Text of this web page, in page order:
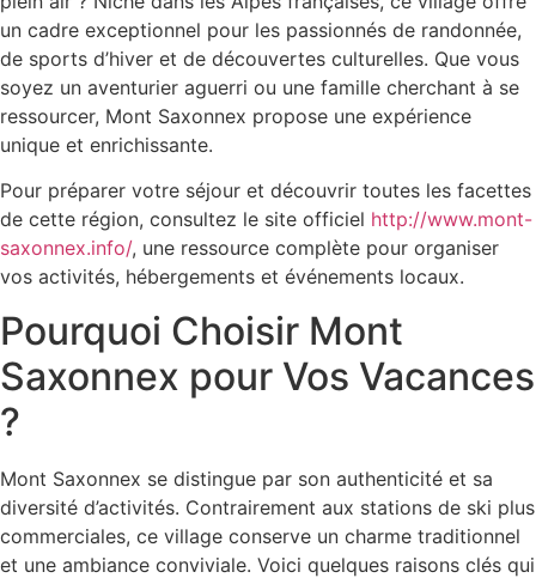
un cadre exceptionnel pour les passionnés de randonnée,
de sports d’hiver et de découvertes culturelles. Que vous
soyez un aventurier aguerri ou une famille cherchant à se
ressourcer, Mont Saxonnex propose une expérience
unique et enrichissante.
Pour préparer votre séjour et découvrir toutes les facettes
de cette région, consultez le site officiel http://www.mont-
saxonnex.info/, une ressource complète pour organiser
vos activités, hébergements et événements locaux.
Pourquoi Choisir Mont
Saxonnex pour Vos Vacances
?
Mont Saxonnex se distingue par son authenticité et sa
diversité d’activités. Contrairement aux stations de ski plus
commerciales, ce village conserve un charme traditionnel
et une ambiance conviviale. Voici quelques raisons clés qui